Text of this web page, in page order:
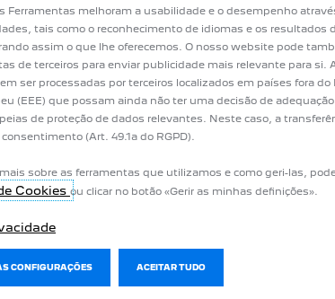
as ofertas
Consulte o nosso stock online e
gama de veículos disponíveis
Ferramentas melhoram a usabilidade e o desempenho
tais como o reconhecimento de idiomas e os resultados
assim o que lhe oferecemos. O nosso website pode
de terceiros para enviar publicidade mais relevante para si.
ser processadas por terceiros localizados em países fora do
(EEE) que possam ainda não ter uma decisão de
de proteção de dados relevantes. Neste caso, a
(Art. 49.1a do RGPD).
sobre as ferramentas que utilizamos e como geri-las,
Cookies ou clicar no botão «Gerir as minhas definições».
CONFIGURAÇÕES ACEITAR TUDO